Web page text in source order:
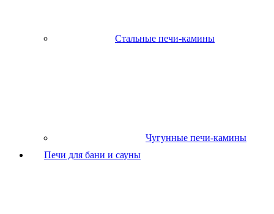
Стальные печи-камины
Чугунные печи-камины
Печи для бани и сауны